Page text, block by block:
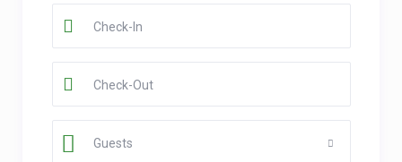
Guests